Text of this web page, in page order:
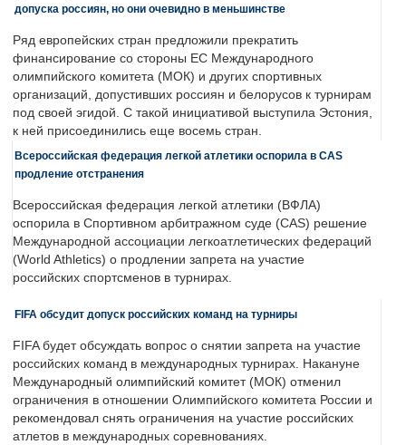
допуска россиян, но они очевидно в меньшинстве
Ряд европейских стран предложили прекратить
финансирование со стороны ЕС Международного
олимпийского комитета (МОК) и других спортивных
организаций, допустивших россиян и белорусов к турнирам
под своей эгидой. С такой инициативой выступила Эстония,
к ней присоединились еще восемь стран.
Всероссийская федерация легкой атлетики оспорила в CAS
продление отстранения
Всероссийская федерация легкой атлетики (ВФЛА)
оспорила в Спортивном арбитражном суде (CAS) решение
Международной ассоциации легкоатлетических федераций
(World Athletics) о продлении запрета на участие
российских спортсменов в турнирах.
FIFA обсудит допуск российских команд на турниры
FIFA будет обсуждать вопрос о снятии запрета на участие
российских команд в международных турнирах. Накануне
Международный олимпийский комитет (МОК) отменил
ограничения в отношении Олимпийского комитета России и
рекомендовал снять ограничения на участие российских
атлетов в международных соревнованиях.